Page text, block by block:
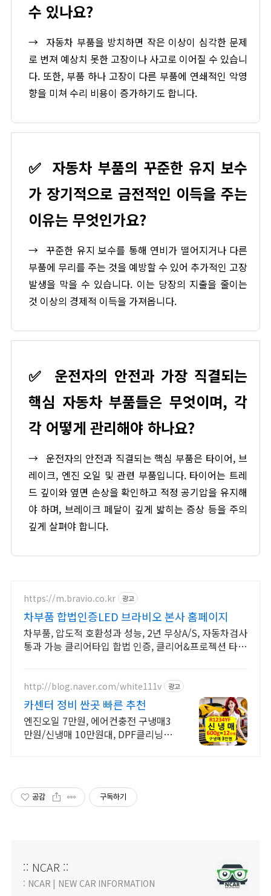
수 있나요?
→ 자동차 부품을 방치하면 작은 이상이 심각한 문제
로 번져 예상치 못한 고장이나 사고로 이어질 수 있습니
다. 또한, 부품 하나 고장이 다른 부품에 연쇄적인 악영
향을 미쳐 수리 비용이 증가하기도 합니다.
✅ 자동차 부품의 꾸준한 유지 보수
가 장기적으로 금전적인 이득을 주는
이유는 무엇인가요?
→ 꾸준한 유지 보수를 통해 연비가 떨어지거나 다른
부품에 무리를 주는 것을 예방할 수 있어 추가적인 고장
발생을 막을 수 있습니다. 이는 당장의 지출을 줄이는
것 이상의 경제적 이득을 가져옵니다.
✅
운전자의 안전과 가장 직결되는
핵심 자동차 부품들은 무엇이며, 각
각 어떻게 관리해야 하나요?
→ 운전자의 안전과 직결되는 핵심 부품은 타이어, 브
레이크, 엔진 오일 및 관련 부품입니다. 타이어는 트레
드 깊이와 옆면 손상을 확인하고 적정 공기압을 유지해
야 하며, 브레이크 페달이 깊게 밟히는 증상 등을 주의
깊게 살펴야 합니다.
https://m.bravio.co.kr 광고
차부품 합법인증LED 브라비오 본사 홈페이지
차부품, 압도적 호환성과 성능, 2년 무상A/S, 자동차검사
통과 가능 클리어타입 합법 인증, 클리어&프로젝션 타입
http://blog.naver.com/white111v 광고
카센터 정비 싼곳 빠른 추천
엔진오일 7만원, 에어컨충전 구냉매3
만원/신냉매 10만원대, DPF클리닝
공감 구독하기
:: NCAR ::
: NCAR | NEW CAR INFORMATION